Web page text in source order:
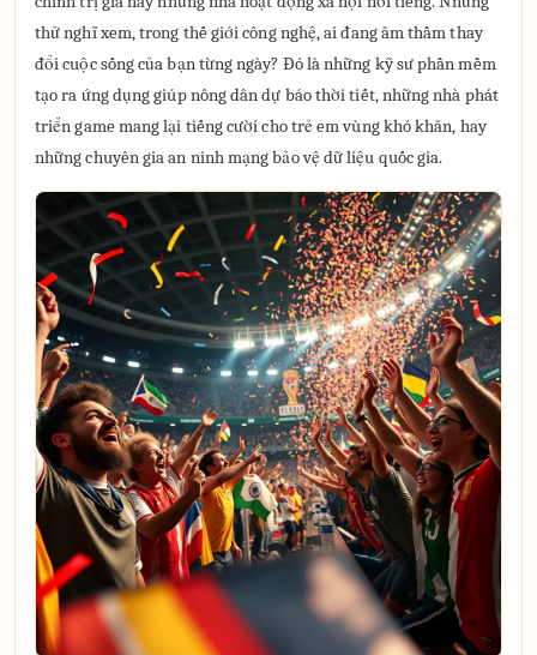
thử nghĩ xem, trong thế giới công nghệ, ai đang âm thầm thay
đổi cuộc sống của bạn từng ngày? Đó là những kỹ sư phần mềm
tạo ra ứng dụng giúp nông dân dự báo thời tiết, những nhà phát
triển game mang lại tiếng cười cho trẻ em vùng khó khăn, hay
những chuyên gia an ninh mạng bảo vệ dữ liệu quốc gia.